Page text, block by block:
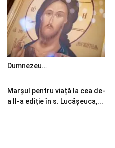
Dumnezeu…
Marșul pentru viață la cea de-
a II-a ediție în s. Lucășeuca,...